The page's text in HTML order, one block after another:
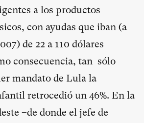
a los productos
con ayudas que iban (a
de 22 a 110 dólares
consecuencia, tan sólo
mandato de Lula la
retrocedió un 46%. En la
–de donde el jefe de